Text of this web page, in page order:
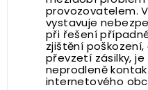
provozovatelem.
vystavuje
při řešení
zjištění
převzetí zásilky,
neprodleně
internetového